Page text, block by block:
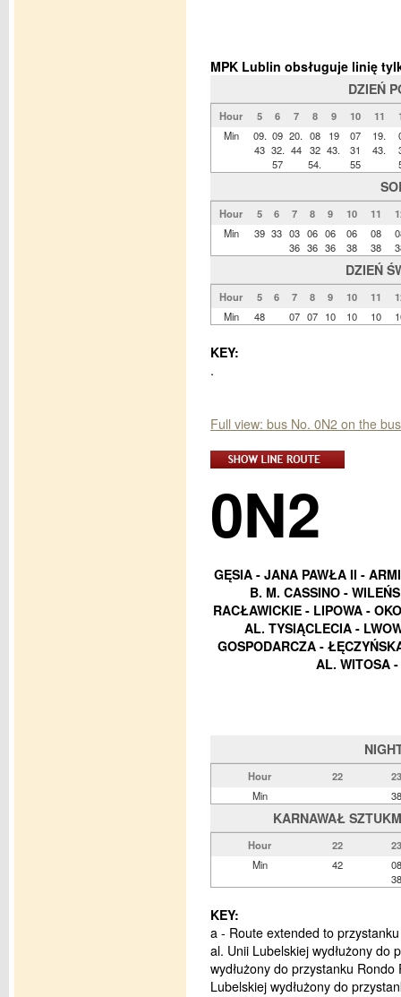
MPK Lublin obsługuje linię
DZIEŃ
Hour 5 6 7 8 9 10 11
Min
09.
43
09
32.
57
20.
44
08
32
54.
19
43.
07
31
55
19.
43.
Hour 5 6 7 8 9 10 11
Min
39 33 03
36
06
36
06
36
06
38
08
38
DZIEŃ
Hour 5 6 7 8 9 10 11
Min
48 07 07 10 10 10
KEY:
.
Full view: bus No. 0N2 on the
0N2
GĘSIA - JANA PAWŁA II -
B. M. CASSINO -
RACŁAWICKIE - LIPOWA -
AL. TYSIĄCLECIA -
GOSPODARCZA -
AL. WITOSA
Hour 22
23
Min
38
KARNAWAŁ
Hour 22
23
Min
42
08
38
KEY:
a - Route extended to
al. Unii Lubelskiej wydłużony do
wydłużony do przystanku
Lubelskiej wydłużony do